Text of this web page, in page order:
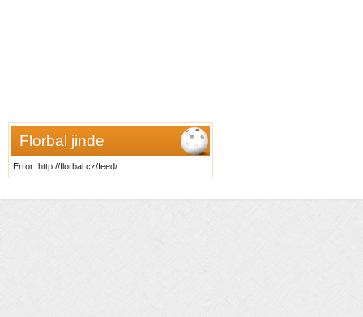
Florbal jinde
Error: http://florbal.cz/feed/